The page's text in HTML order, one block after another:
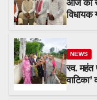
आज की
विधायक
सड़क
वृक्षारोपण
NEWS
स्व. महंत